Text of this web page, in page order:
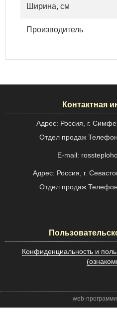
Ширина, см
Производитель
Контактная
Адрес: Россия, г.
Отдел продаж
E-mail:
Адрес: Россия, г.
Отдел продаж
Конфиденциальность и
web-